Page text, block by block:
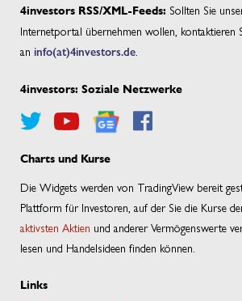
4investors RSS/XML-Feeds: Sollten Sie
Internetportal übernehmen wollen, kontaktieren
an info(at)4investors.de
4investors: Soziale Netzwerke
Charts und Kurse
Die Widgets werden von TradingView bereit
Plattform für Investoren, auf der Sie die Kurse
aktivsten Aktien und anderer Vermögenswerte
lesen und Handelsideen finden können.
Links